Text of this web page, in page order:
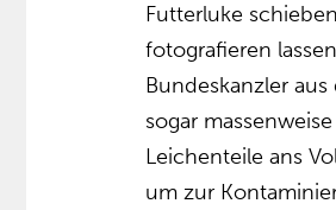
Futterluke
fotografieren
Bundeskanzler
sogar
Leichenteile ans
um zur